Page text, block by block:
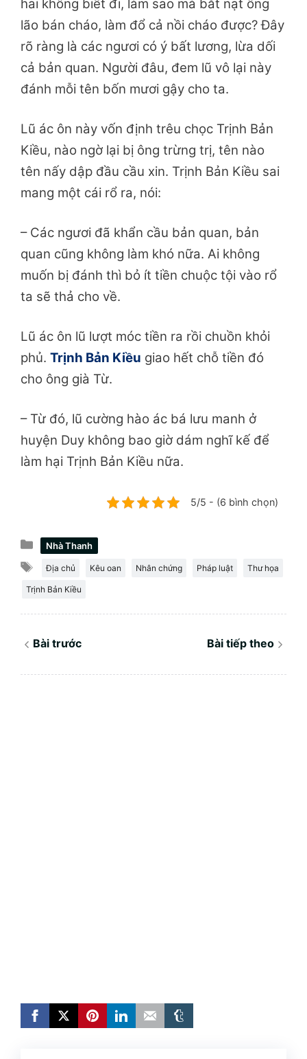
hai không biết đi, làm sao mà bắt nạt ông
lão bán cháo, làm đổ cả nồi cháo được? Đây
rõ ràng là các ngươi có ý bất lương, lừa dối
cả bản quan. Người đâu, đem lũ vô lại này
đánh mỗi tên bốn mươi gậy cho ta.
Lũ ác ôn này vốn định trêu chọc Trịnh Bản
Kiều, nào ngờ lại bị ông trừng trị, tên nào
tên nấy dập đầu cầu xin. Trịnh Bản Kiều sai
mang một cái rổ ra, nói:
– Các ngươi đã khẩn cầu bản quan, bản
quan cũng không làm khó nữa. Ai không
muốn bị đánh thì bỏ ít tiền chuộc tội vào rổ
ta sẽ thả cho về.
Lũ ác ôn lũ lượt móc tiền ra rồi chuồn khỏi
phủ. Trịnh Bản Kiều giao hết chỗ tiền đó
cho ông già Từ.
– Từ đó, lũ cường hào ác bá lưu manh ở
huyện Duy không bao giờ dám nghĩ kế để
làm hại Trịnh Bản Kiều nữa.
5/5 - (6 bình chọn)
Danh
mục
Nhà Thanh
Thẻ
Địa chủ Kêu oan Nhân chứng Pháp luật Thư họa
Trịnh Bản Kiều